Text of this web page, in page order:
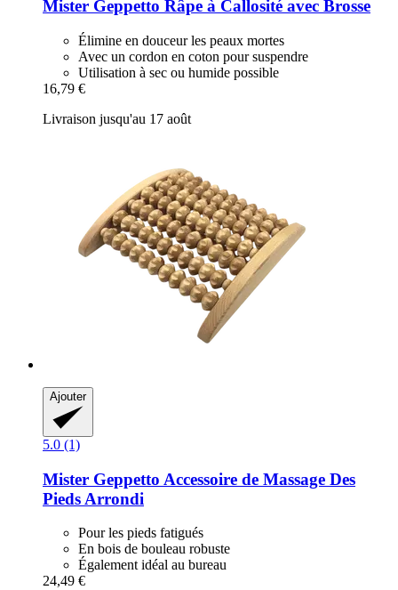
Mister Geppetto Râpe à Callosité avec Brosse
Élimine en douceur les peaux mortes
Avec un cordon en coton pour suspendre
Utilisation à sec ou humide possible
16,79 €
Livraison jusqu'au 17 août
Ajouter
5.0 (1)
Mister Geppetto Accessoire de Massage Des
Pieds Arrondi
Pour les pieds fatigués
En bois de bouleau robuste
Également idéal au bureau
24,49 €